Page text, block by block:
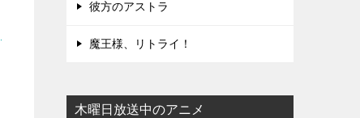
彼方のアストラ
魔王様、リトライ！
木曜日放送中のアニメ